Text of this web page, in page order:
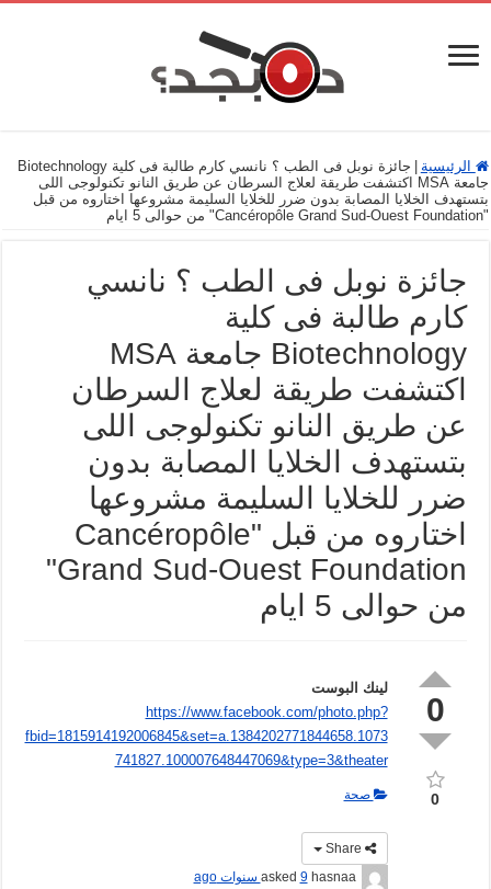
الرئيسية
جائزة نوبل فى الطب ؟ نانسي كارم طالبة فى كلية Biotechnology
جامعة MSA اكتشفت طريقة لعلاج السرطان عن طريق النانو تكنولوجى اللى
بتستهدف الخلايا المصابة بدون ضرر للخلايا السليمة مشروعها اختاروه من قبل
"Cancéropôle Grand Sud-Ouest Foundation" من حوالى 5 ايام
جائزة نوبل فى الطب ؟ نانسي
كارم طالبة فى كلية
Biotechnology جامعة MSA
اكتشفت طريقة لعلاج السرطان
عن طريق النانو تكنولوجى اللى
بتستهدف الخلايا المصابة بدون
ضرر للخلايا السليمة مشروعها
اختاروه من قبل "Cancéropôle
Grand Sud-Ouest Foundation"
من حوالى 5 ايام
0
0
لينك البوست
https://www.facebook.com/photo.php?
fbid=1815914192006845&set=a.1384202771844658.1073
741827.100007648447069&type=3&theater
صحة
hasnaa
asked9 سنوات ago